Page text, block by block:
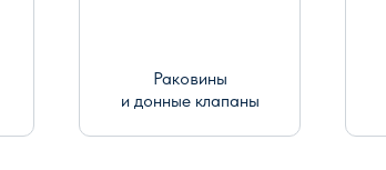
Раковины
и донные клапаны